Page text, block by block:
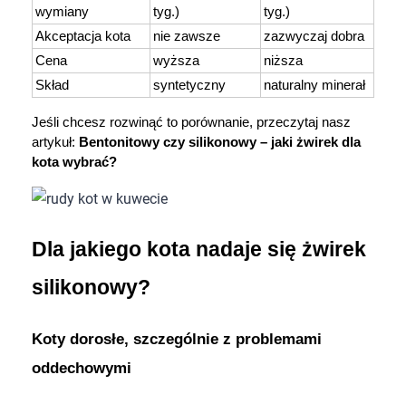
wymiany
tyg.)
tyg.)
Akceptacja kota
nie zawsze
zazwyczaj dobra
Cena
wyższa
niższa
Skład
syntetyczny naturalny minerał
Jeśli chcesz rozwinąć to porównanie, przeczytaj nasz
artykuł: Bentonitowy czy silikonowy – jaki żwirek dla
kota wybrać?
Dla jakiego kota nadaje się żwirek
silikonowy?
Koty dorosłe, szczególnie z problemami
oddechowymi